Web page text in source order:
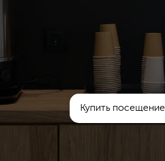
Купить посещение